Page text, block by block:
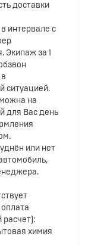
доставки
интервале с
Экипаж за 1
ситуацией.
на
для Вас день
или нет
расчет):
химия